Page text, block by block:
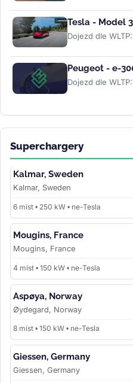
Tesla - Model
Dojezd dle WLTP:
Peugeot - e-
Dojezd dle WLTP:
Superchargery
Kalmar, Sweden
Kalmar, Sweden
6 míst • 250 kW • ne-Tesla
Mougins, France
Mougins, France
4 míst • 150 kW • ne-Tesla
Aspøya, Norway
Øydegard, Norway
8 míst • 150 kW • ne-Tesla
Giessen, Germany
Giessen, Germany